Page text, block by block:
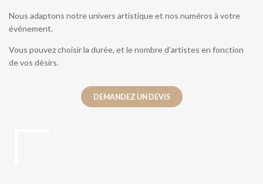
Nous adaptons notre univers artistique et nos numéros à votre
événement.
Vous pouvez choisir la durée, et le nombre d’artistes en fonction
de vos désirs.
DEMANDEZ UN DEVIS